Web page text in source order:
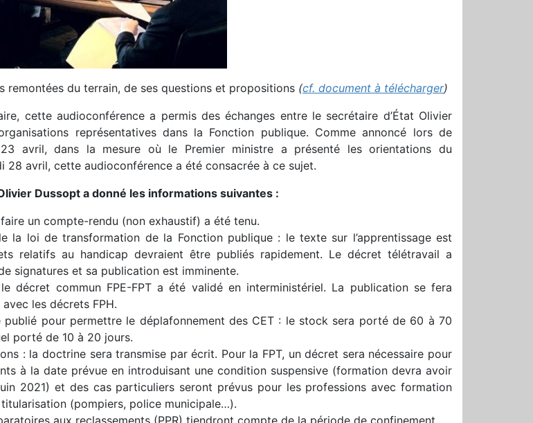
remontées du terrain, de ses questions et propositions (cf. document à télécharger)
cette audioconférence a permis des échanges entre le secrétaire d’État Olivier
représentatives dans la Fonction publique. Comme annoncé lors de
23 avril, dans la mesure où le Premier ministre a présenté les orientations du
28 avril, cette audioconférence a été consacrée à ce sujet.
Dussopt a donné les informations suivantes :
faire un compte-rendu (non exhaustif) a été tenu.
la loi de transformation de la Fonction publique : le texte sur l’apprentissage est
relatifs au handicap devraient être publiés rapidement. Le décret télétravail a
signatures et sa publication est imminente.
décret commun FPE-FPT a été validé en interministériel. La publication se fera
les décrets FPH.
publié pour permettre le déplafonnement des CET : le stock sera porté de 60 à 70
porté de 10 à 20 jours.
: la doctrine sera transmise par écrit. Pour la FPT, un décret sera nécessaire pour
à la date prévue en introduisant une condition suspensive (formation devra avoir
2021) et des cas particuliers seront prévus pour les professions avec formation
(pompiers, police municipale…).
aux reclassements (PPR) tiendront compte de la période de confinement.